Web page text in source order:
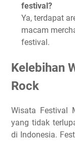
festival?
Ya, terdapat
macam
festival.
Kelebihan
Rock
Wisata Festival
yang tidak
di Indonesia.